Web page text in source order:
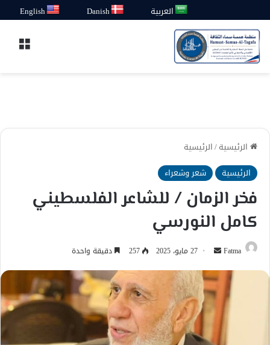
العربية Danish
English
الرئيسية/الرئيسية
الرئيسية
شعر وشعراء
فخر الزمان / للشاعر الفلسطيني
كامل النورسي
Fatma
أرسل
إلكترونيا
27 مايو، 2025 257 دقيقة واحدة